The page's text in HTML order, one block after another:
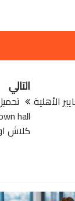
التالي
كلاش
الأهلية